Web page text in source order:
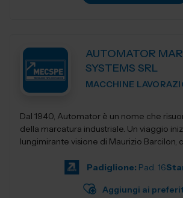
AUTOMATOR
SYSTEMS SRL
MACCHINE
Dal 1940, Automator è un nome che
della marcatura industriale. Un viaggio
lungimirante visione di Maurizio Barcilon,
Padiglione: Pad. 16
Aggiungi ai